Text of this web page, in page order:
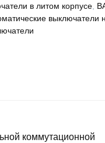
в литом корпусе,
выключатели
коммутационной